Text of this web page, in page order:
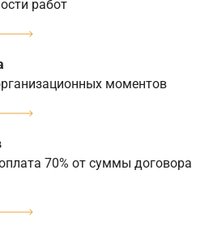
работ
моментов
70% от суммы договора